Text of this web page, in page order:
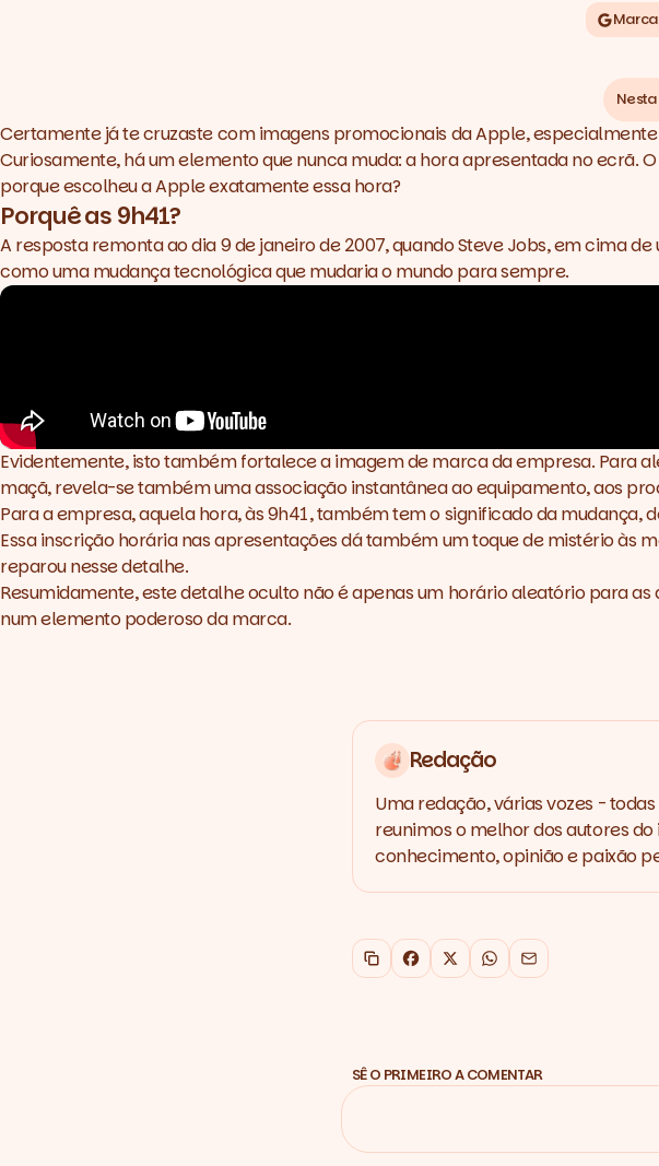
Certamente já te cruzaste com imagens promocionais da Apple,
Curiosamente, há um elemento que nunca muda: a hora apresentada no ecrã.
porque escolheu a Apple exatamente essa hora?
Porquê as 9h41?
A resposta remonta ao dia 9 de janeiro de 2007, quando Steve Jobs, em cima
como uma mudança tecnológica que mudaria o mundo para sempre.
Evidentemente, isto também fortalece a imagem de marca da empresa. Para
maçã, revela-se também uma associação instantânea ao equipamento, aos
Para a empresa, aquela hora, às 9h41, também tem o significado da
Essa inscrição horária nas apresentações dá também um toque de mistério às
reparou nesse detalhe.
Resumidamente, este detalhe oculto não é apenas um horário aleatório para
num elemento poderoso da marca.
Redação
Uma redação, várias vozes -
reunimos o melhor dos autores
conhecimento, opinião e paixão
Copiar link
Facebook
X WhatsApp
Email
SÊ O PRIMEIRO A COMENTAR